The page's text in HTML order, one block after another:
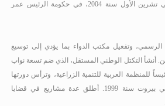
ـ وزيراً للداخلية والبلديات، في تشرين الأول سنة 2004، في حكومة الرئيس عمر
وتفعيل مكتب الدواء بما يؤدي إلى توسيع
أنشأ التكتل الوطني المستقل، الذي ضم تسعة نواب
للمنظمة العربية للتنمية الزراعية، وترأس دورتها
سنة 1999
. أطلق عدة مشاريع في قضايا